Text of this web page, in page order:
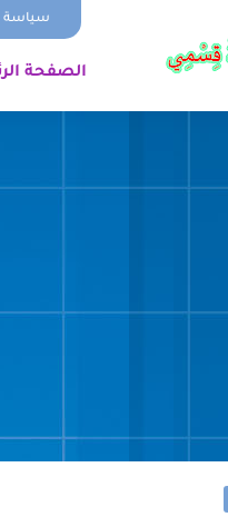
سياسة
الصفحة